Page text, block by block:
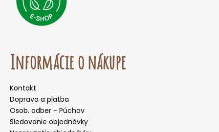
Informácie o nákupe
Kontakt
Doprava a platba
Osob. odber - Púchov
Sledovanie objednávky